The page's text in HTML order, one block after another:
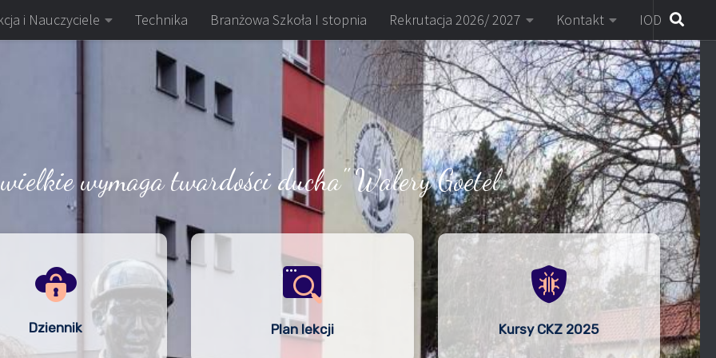
i Nauczyciele Technika Branżowa Szkoła I stopnia Rekrutacja 2026/ 2027 Kontakt IOD
wymaga twardości ducha" Walery Goetel
Dziennik Plan lekcji Kursy CKZ 2025